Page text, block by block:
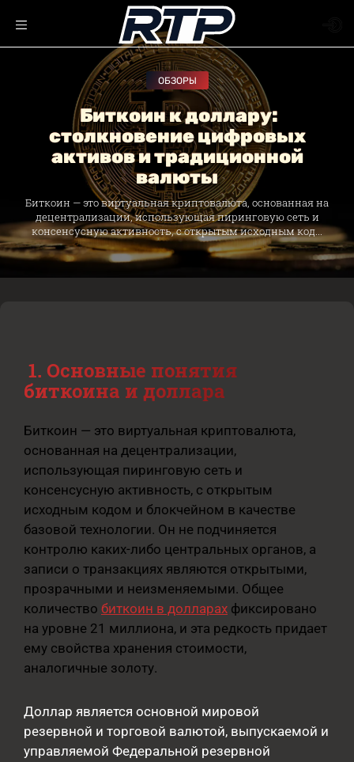
ОБЗОРЫ
Биткоин к доллару:
столкновение цифровых
активов и традиционной
валюты
Биткоин — это виртуальная криптовалюта, основанная на
децентрализации, использующая пиринговую сеть и
консенсусную активность, с открытым исходным код...
1. Основные понятия
биткоина и доллара
Биткоин — это виртуальная криптовалюта,
основанная на децентрализации,
использующая пиринговую сеть и
консенсусную активность, с открытым
исходным кодом и блокчейном в качестве
базовой технологии. Он не подчиняется
контролю каких-либо центральных органов, а
записи о транзакциях являются открытыми,
прозрачными и неизменяемыми. Общее
количество биткоин в долларах фиксировано
на уровне 21 миллиона, и эта редкость придает
ему свойства хранения стоимости,
аналогичные золоту.
Доллар является основной мировой
резервной и торговой валютой, выпускаемой и
управляемой Федеральной резервной